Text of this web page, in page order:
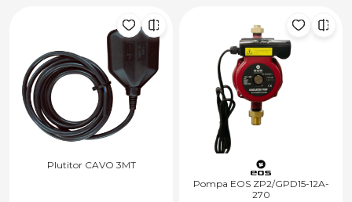
Plutitor CAVO 3MT
Pompa EOS ZP2/GPD15-12A-
270